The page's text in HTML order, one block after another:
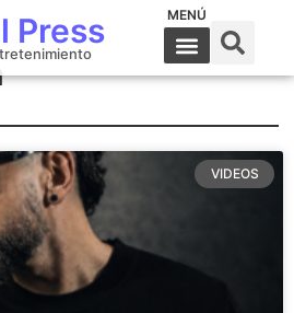
Press MENÚ
VIDEOS